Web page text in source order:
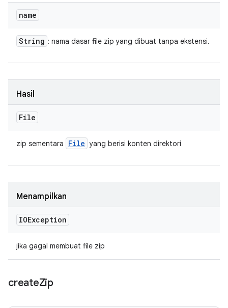
name
String : nama dasar file zip yang dibuat tanpa ekstensi.
Hasil
File
zip sementara File yang berisi konten direktori
Menampilkan
IOException
jika gagal membuat file zip
createZip